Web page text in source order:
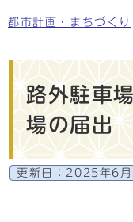
都市計画・まちづくり
路外駐車
場の届出
更新日： 2025年6月